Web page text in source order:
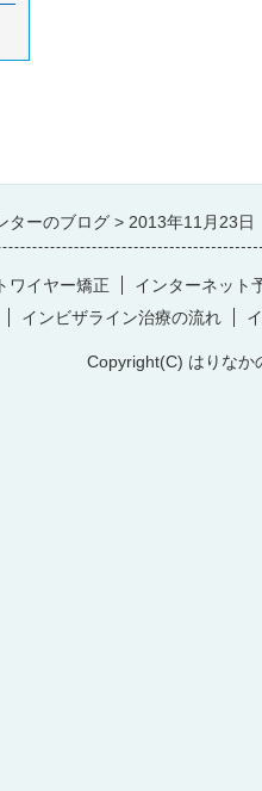
ターのブログ 2013年11月23日
ワイヤー矯正
インターネット
インビザライン治療の流れ
Copyright(C) はりなか